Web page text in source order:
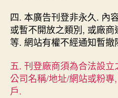
四. 本廣告刊登非永久. 內
或暫不開放之類別, 或廠
等. 網站有權不經通知暫撤
五. 刊登廠商須為合法設
公司名稱/地址/網站或粉
戶.